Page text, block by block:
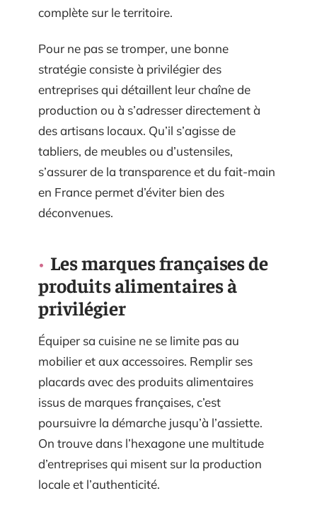
complète sur le territoire.
Pour ne pas se tromper, une bonne
stratégie consiste à privilégier des
entreprises qui détaillent leur chaîne de
production ou à s’adresser directement à
des artisans locaux. Qu’il s’agisse de
tabliers, de meubles ou d’ustensiles,
s’assurer de la transparence et du fait-main
en France permet d’éviter bien des
déconvenues.
Les marques françaises de
produits alimentaires à
privilégier
Équiper sa cuisine ne se limite pas au
mobilier et aux accessoires. Remplir ses
placards avec des produits alimentaires
issus de marques françaises, c’est
poursuivre la démarche jusqu’à l’assiette.
On trouve dans l’hexagone une multitude
d’entreprises qui misent sur la production
locale et l’authenticité.